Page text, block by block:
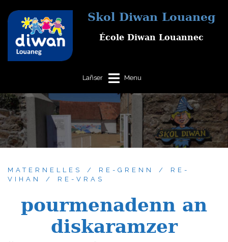
au
contenu
Skol Diwan Louaneg
École Diwan Louannec
MATERNELLES RE-GRENN
RE-
VIHAN
RE-VRAS
pourmenadenn an
diskaramzer